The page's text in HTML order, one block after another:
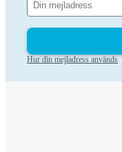
Hur din mejladress används